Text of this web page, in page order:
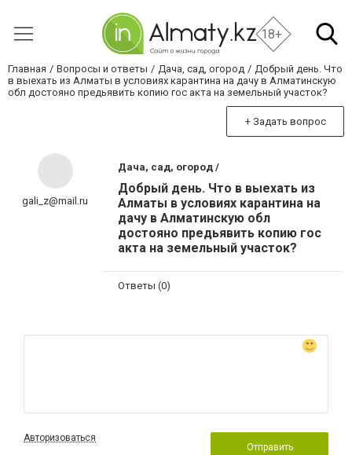
18+
Главная Вопросы и ответы Дача, сад, огород
Добрый день. Что
в выехать из Алматы в условиях карантина на дачу в Алматинскую
обл достояно предьявить копию гос акта на земельный участок?
+ Задать вопрос
gali_z@mail.ru
Дача, сад, огород /
Добрый день. Что в выехать из
Алматы в условиях карантина на
дачу в Алматинскую обл
достояно предьявить копию гос
акта на земельный участок?
Ответы (0)
Авторизоваться
Отправить